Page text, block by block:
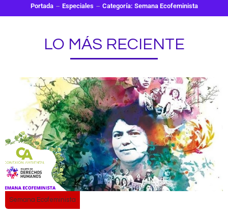
Portada Especiales Categoría: Semana Ecofeminista
LO MÁS RECIENTE
Semana Ecofeminista